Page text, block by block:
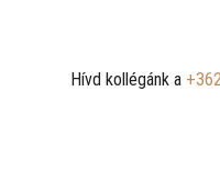
Hívd kollégánk a